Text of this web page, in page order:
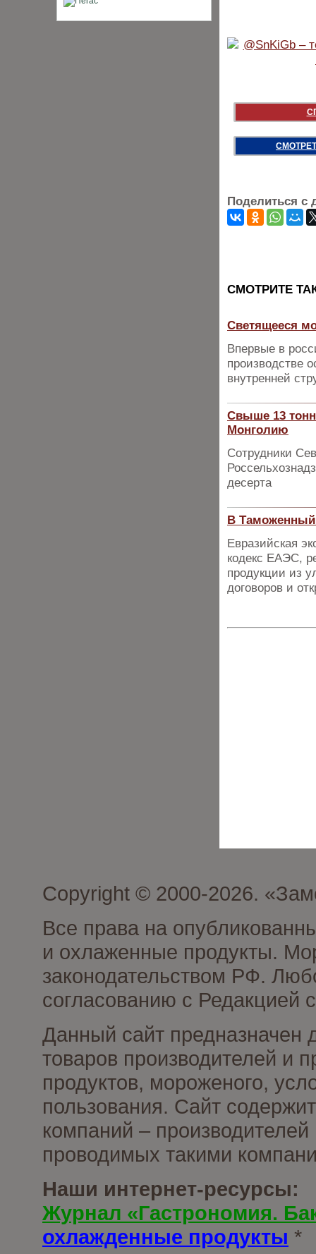
Поделиться с
CМОТРИТЕ
Светящееся
Впервые в
производстве
внутренней
Свыше 13 тонн
Монголию
Сотрудники
десерта
В Таможенный
Евразийская
кодекс ЕАЭС,
продукции из
договоров и
Copyright © 2000-2026.
Все права на
и охлаженные продукты.
законодательством РФ.
согласованию с Редакцией
Данный сайт предназначен
товаров производителей и
продуктов, мороженого,
пользования. Сайт
компаний –
проводимых такими
Наши интернет-ресурсы:
Журнал «Гастрономия.
охлажденные продукты *